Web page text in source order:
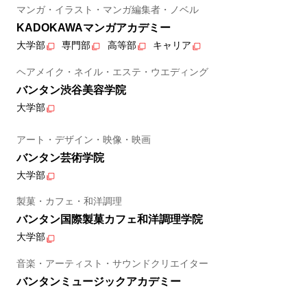
マンガ・イラスト・マンガ編集者・ノベル
KADOKAWAマンガアカデミー
大学部 専門部 高等部 キャリア
ヘアメイク・ネイル・エステ・ウエディング
バンタン渋谷美容学院
大学部
アート・デザイン・映像・映画
バンタン芸術学院
大学部
製菓・カフェ・和洋調理
バンタン国際製菓カフェ和洋調理学院
大学部
音楽・アーティスト・サウンドクリエイター
バンタンミュージックアカデミー